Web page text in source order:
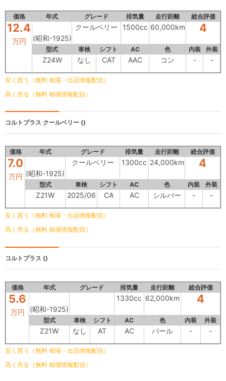
価格 年式 グレード 排気量 走行距離 総合評価
12.4
万円 (昭和-1925)
クールベリー 1500cc 60,000km 4
型式 車検 シフト AC 色 内装 外装
Z24W なし CAT AAC コン - -
安く買う（無料 相場・出品情報配信）
高く売る（無料 相場情報配信）
コルトプラス クールベリー ()
価格 年式 グレード 排気量 走行距離 総合評価
7.0
万円 (昭和-1925)
クールベリー 1300cc 24,000km 4
型式 車検 シフト AC 色 内装 外装
Z21W 2025/06 CA AC シルバー - -
安く買う（無料 相場・出品情報配信）
高く売る（無料 相場情報配信）
コルトプラス ()
価格 年式 グレード 排気量 走行距離 総合評価
5.6
万円 (昭和-1925)
1330cc 62,000km 4
型式 車検 シフト AC 色 内装 外装
Z21W なし AT AC パール - -
安く買う（無料 相場・出品情報配信）
高く売る（無料 相場情報配信）